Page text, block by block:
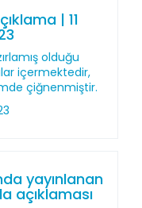
| 11
olduğu
içermektedir,
çiğnenmiştir.
yayınlanan
açıklaması